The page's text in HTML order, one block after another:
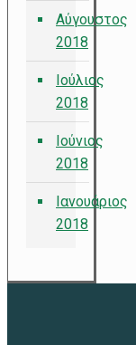
Αύγουστος
2018
Ιούλιος
2018
Ιούνιος
2018
Ιανουάριος
2018